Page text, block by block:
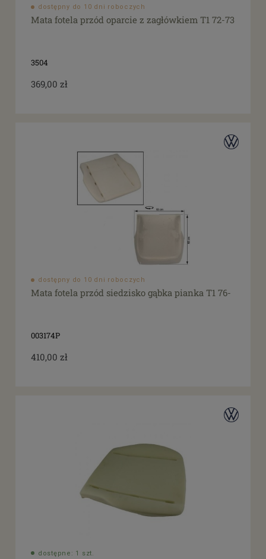
dostępny do 10 dni roboczych
Mata fotela przód oparcie z zagłówkiem T1 72-73
3504
369,00 zł
dostępny do 10 dni roboczych
Mata fotela przód siedzisko gąbka pianka T1 76-
003174P
410,00 zł
dostępne: 1 szt.